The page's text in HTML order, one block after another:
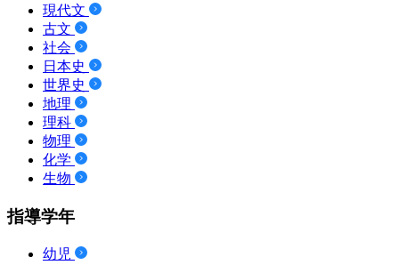
現代文
古文
社会
日本史
世界史
地理
理科
物理
化学
生物
指導学年
幼児